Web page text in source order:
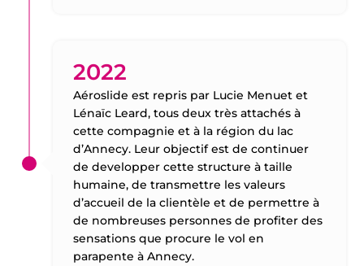
2022
Aéroslide est repris par Lucie Menuet et
Lénaïc Leard, tous deux très attachés à
cette compagnie et à la région du lac
d’Annecy. Leur objectif est de continuer
de developper cette structure à taille
humaine, de transmettre les valeurs
d’accueil de la clientèle et de permettre à
de nombreuses personnes de profiter des
sensations que procure le vol en
parapente à Annecy.